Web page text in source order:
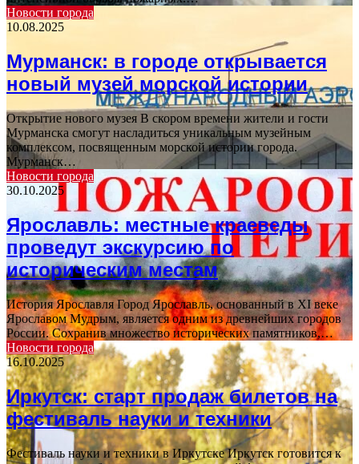
Новости города
10.08.2025
Мурманск: в городе открывается
новый музей морской истории
Открытие нового музея В скором времени жители и гости
Мурманска смогут насладиться уникальным музейным
комплексом, посвященным морской истории города.
Мурманск…
Новости города
30.10.2025
Ярославль: местные краеведы
проведут экскурсию по
историческим местам
История Ярославля Город Ярославль, основанный в XI веке
Ярославом Мудрым, является одним из древнейших городов
России. Сохранив множество исторических памятников,…
Новости города
16.10.2025
Иркутск: старт продаж билетов на
фестиваль науки и техники
Фестиваль науки и техники в Иркутске Иркутск готовится к